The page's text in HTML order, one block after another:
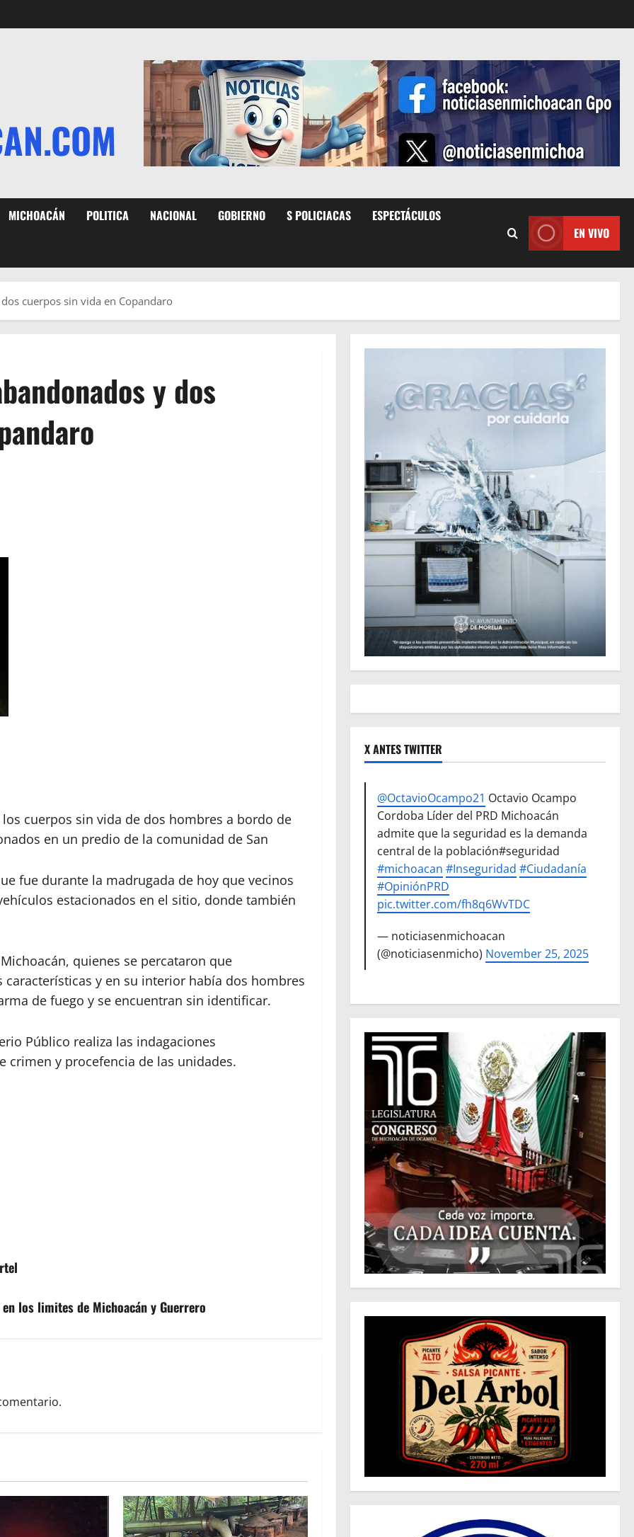
MICHOACÁN POLITICA NACIONAL GOBIERNO S POLICIACAS ESPECTÁCULOS
EN VIVO
cuerpos sin vida en Copandaro
y dos
cuerpos sin vida de dos hombres a bordo de
en un predio de la comunidad de San
fue durante la madrugada de hoy que vecinos
estacionados en el sitio, donde también
quienes se percataron que
y en su interior había dos hombres
de fuego y se encuentran sin identificar.
Público realiza las indagaciones
crimen y procefencia de las unidades.
los limites de Michoacán y Guerrero
X ANTES TWITTER
@OctavioOcampo21 Octavio Ocampo
Cordoba Líder del PRD Michoacán
admite que la seguridad es la demanda
central de la población#seguridad
#michoacan #Inseguridad #Ciudadanía
#OpiniónPRD
pic.twitter.com/fh8q6WvTDC
— noticiasenmichoacan
(@noticiasenmicho) November 25, 2025